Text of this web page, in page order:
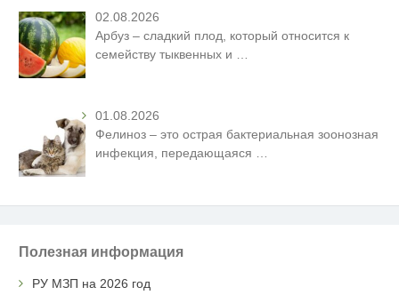
02.08.2026
Арбуз – сладкий плод, который относится к
семейству тыквенных и
01.08.2026
Фелиноз – это острая бактериальная зоонозная
инфекция, передающаяся
Полезная информация
РУ МЗП на 2026 год